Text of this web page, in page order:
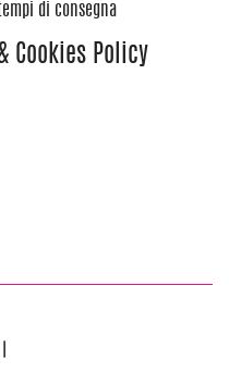
di consegna
Cookies Policy